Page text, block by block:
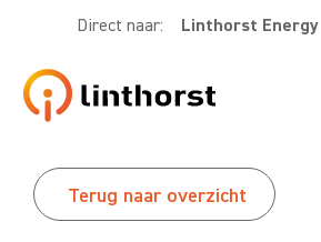
Direct naar: Linthorst Energy
Terug naar overzicht